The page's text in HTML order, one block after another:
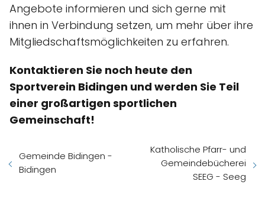
Angebote informieren und sich gerne mit
ihnen in Verbindung setzen, um mehr über ihre
Mitgliedschaftsmöglichkeiten zu erfahren.
Kontaktieren Sie noch heute den
Sportverein Bidingen und werden Sie Teil
einer großartigen sportlichen
Gemeinschaft!
Gemeinde Bidingen -
Bidingen
Katholische Pfarr- und
Gemeindebücherei
SEEG - Seeg